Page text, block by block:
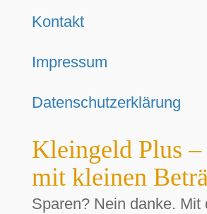
Kontakt
Impressum
Datenschutzerklärung
Kleingeld Plus –
mit kleinen
Sparen? Nein danke. Mit